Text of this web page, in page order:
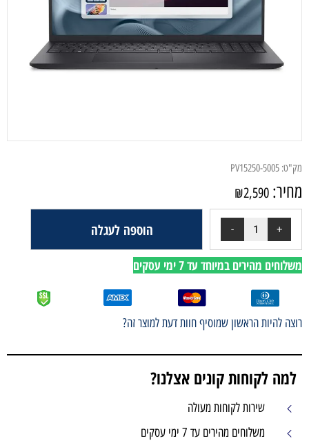
מק"ט: PV15250-5005
מחיר: ₪2,590
הוספה לעגלה
משלוחים מהירים במיוחד עד 7 ימי עסקים
רוצה להיות הראשון שמוסיף חוות דעת למוצר זה?
למה לקוחות קונים אצלנו?
שירות לקוחות מעולה
משלוחים מהירים עד 7 ימי עסקים